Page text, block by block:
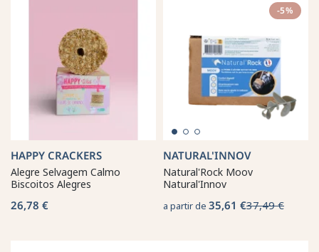
HAPPY CRACKERS
Alegre Selvagem Calmo
Biscoitos Alegres
26,78 €
-5%
NATURAL'INNOV
Natural'Rock Moov
Natural'Innov
a partir de 35,61 €37,49 €